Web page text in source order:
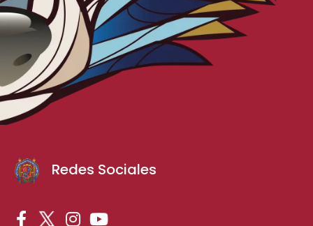
Redes Sociales